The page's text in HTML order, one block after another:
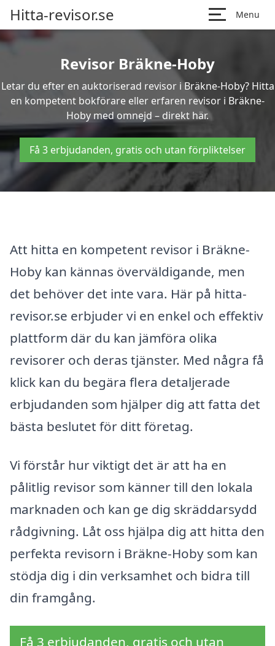
Hitta-revisor.se Menu
Revisor Bräkne-Hoby
Letar du efter en auktoriserad revisor i Bräkne-Hoby? Hitta
en kompetent bokförare eller erfaren revisor i Bräkne-
Hoby med omnejd – direkt här.
Få 3 erbjudanden, gratis och utan förpliktelser
Att hitta en kompetent revisor i Bräkne-
Hoby kan kännas överväldigande, men
det behöver det inte vara. Här på hitta-
revisor.se erbjuder vi en enkel och effektiv
plattform där du kan jämföra olika
revisorer och deras tjänster. Med några få
klick kan du begära flera detaljerade
erbjudanden som hjälper dig att fatta det
bästa beslutet för ditt företag.
Vi förstår hur viktigt det är att ha en
pålitlig revisor som känner till den lokala
marknaden och kan ge dig skräddarsydd
rådgivning. Låt oss hjälpa dig att hitta den
perfekta revisorn i Bräkne-Hoby som kan
stödja dig i din verksamhet och bidra till
din framgång.
Få 3 erbjudanden, gratis och utan